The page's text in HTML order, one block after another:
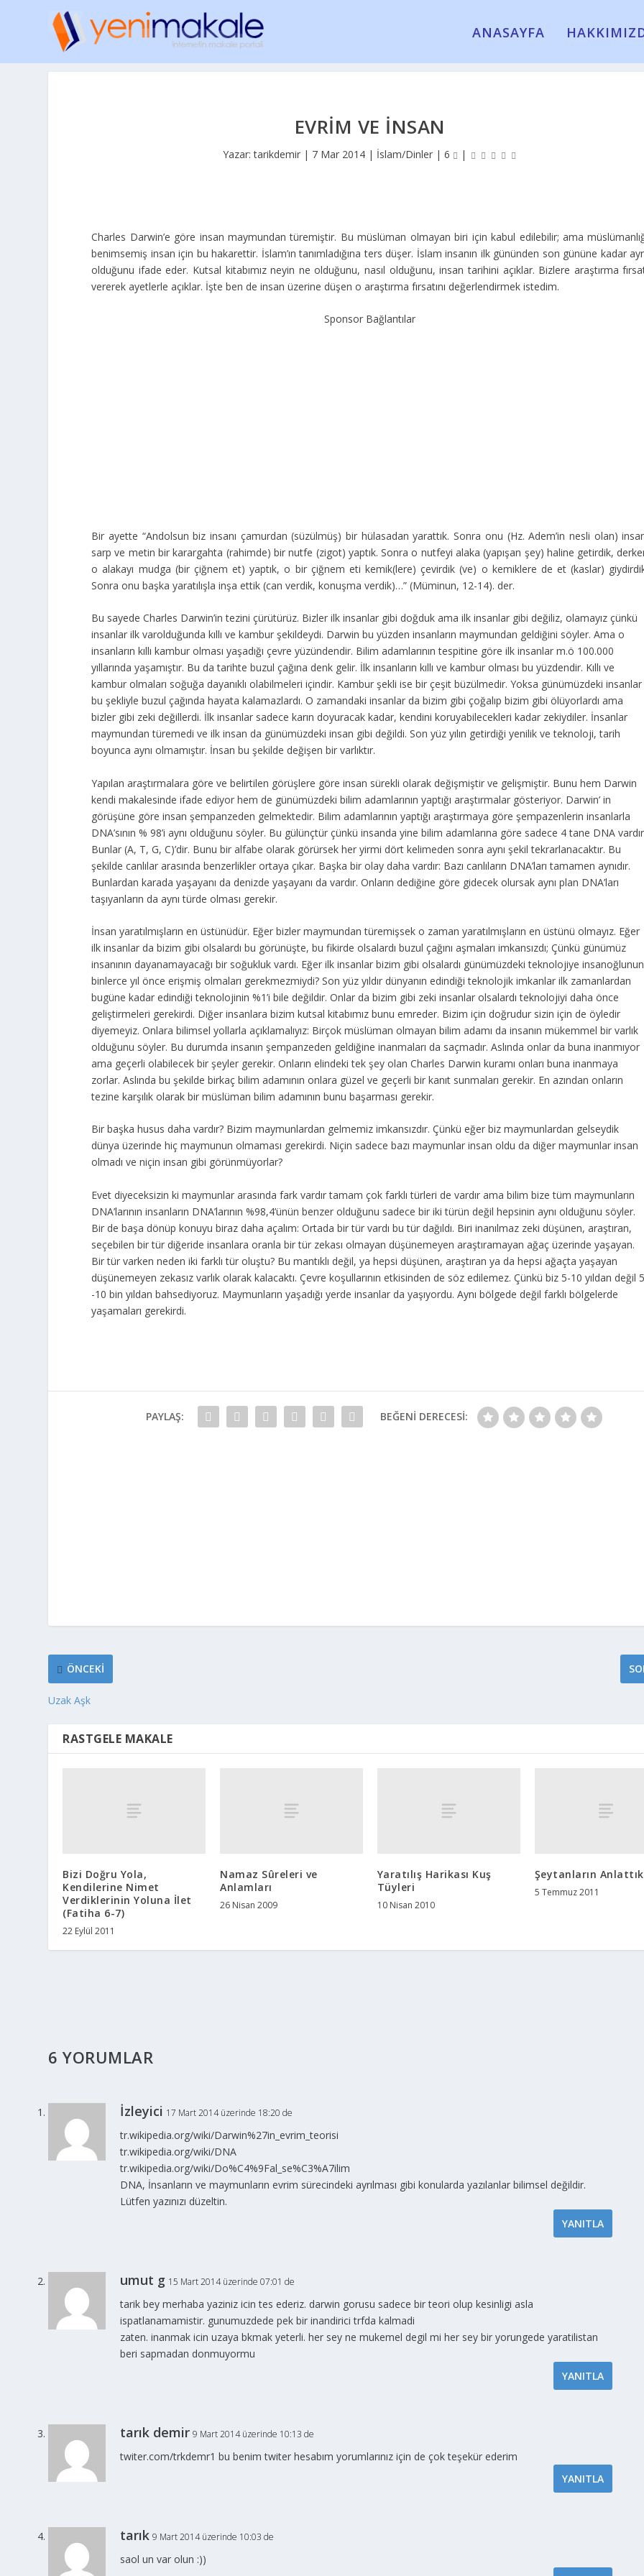
ANASAYFA
EVRIM VE İNSAN
Yazar:tarikdemir | 7 Mar 2014 | İslam/Dinler |6 |
Charles Darwin’e göre insan maymundan türemiştir. Bu müslüman olmayan biri için kabul edilebilir; ama
benimsemiş insan için bu hakarettir. İslam’ın tanımladığına ters düşer. İslam insanın ilk gününden son gününe kadar
olduğunu ifade eder. Kutsal kitabımız neyin ne olduğunu, nasıl olduğunu, insan tarihini açıklar. Bizlere araştırma
vererek ayetlerle açıklar. İşte ben de insan üzerine düşen o araştırma fırsatını değerlendirmek istedim.
Sponsor Bağlantılar
Bir ayette “Andolsun biz insanı çamurdan (süzülmüş) bir hülasadan yarattık. Sonra onu (Hz. Adem’in nesli olan)
sarp ve metin bir karargahta (rahimde) bir nutfe (zigot) yaptık. Sonra o nutfeyi alaka (yapışan şey) haline getirdik,
o alakayı mudga (bir çiğnem et) yaptık, o bir çiğnem eti kemik(lere) çevirdik (ve) o kemiklere de et (kaslar)
Sonra onu başka yaratılışla inşa ettik (can verdik, konuşma verdik)…” (Müminun, 12-14). der.
Bu sayede Charles Darwin’in tezini çürütürüz. Bizler ilk insanlar gibi doğduk ama ilk insanlar gibi değiliz, olamayız çünkü
insanlar ilk varolduğunda kıllı ve kambur şekildeydi. Darwin bu yüzden insanların maymundan geldiğini söyler. Ama o
insanların kıllı kambur olması yaşadığı çevre yüzündendir. Bilim adamlarının tespitine göre ilk insanlar m.ö 100.000
yıllarında yaşamıştır. Bu da tarihte buzul çağına denk gelir. İlk insanların kıllı ve kambur olması bu yüzdendir. Kıllı ve
kambur olmaları soğuğa dayanıklı olabilmeleri içindir. Kambur şekli ise bir çeşit büzülmedir. Yoksa günümüzdeki insanlar
bu şekliyle buzul çağında hayata kalamazlardı. O zamandaki insanlar da bizim gibi çoğalıp bizim gibi ölüyorlardı ama
bizler gibi zeki değillerdi. İlk insanlar sadece karın doyuracak kadar, kendini koruyabilecekleri kadar zekiydiler. İnsanlar
maymundan türemedi ve ilk insan da günümüzdeki insan gibi değildi. Son yüz yılın getirdiği yenilik ve teknoloji, tarih
boyunca aynı olmamıştır. İnsan bu şekilde değişen bir varlıktır.
Yapılan araştırmalara göre ve belirtilen görüşlere göre insan sürekli olarak değişmiştir ve gelişmiştir. Bunu hem Darwin
kendi makalesinde ifade ediyor hem de günümüzdeki bilim adamlarının yaptığı araştırmalar gösteriyor. Darwin’ in
görüşüne göre insan şempanzeden gelmektedir. Bilim adamlarının yaptığı araştırmaya göre şempazenlerin insanlarla
DNA’sının % 98’i aynı olduğunu söyler. Bu gülünçtür çünkü insanda yine bilim adamlarına göre sadece 4 tane DNA
Bunlar (A, T, G, C)’dir. Bunu bir alfabe olarak görürsek her yirmi dört kelimeden sonra aynı şekil tekrarlanacaktır. Bu
şekilde canlılar arasında benzerlikler ortaya çıkar. Başka bir olay daha vardır: Bazı canlıların DNA’ları tamamen aynıdır.
Bunlardan karada yaşayanı da denizde yaşayanı da vardır. Onların dediğine göre gidecek olursak aynı plan DNA’ları
taşıyanların da aynı türde olması gerekir.
İnsan yaratılmışların en üstünüdür. Eğer bizler maymundan türemişsek o zaman yaratılmışların en üstünü olmayız. Eğer
ilk insanlar da bizim gibi olsalardı bu görünüşte, bu fikirde olsalardı buzul çağını aşmaları imkansızdı; Çünkü günümüz
insanının dayanamayacağı bir soğukluk vardı. Eğer ilk insanlar bizim gibi olsalardı günümüzdeki teknolojiye insanoğlunun
binlerce yıl önce erişmiş olmaları gerekmezmiydi? Son yüz yıldır dünyanın edindiği teknolojik imkanlar ilk zamanlardan
bugüne kadar edindiği teknolojinin %1’i bile değildir. Onlar da bizim gibi zeki insanlar olsalardı teknolojiyi daha önce
geliştirmeleri gerekirdi. Diğer insanlara bizim kutsal kitabımız bunu emreder. Bizim için doğrudur sizin için de öyledir
diyemeyiz. Onlara bilimsel yollarla açıklamalıyız: Birçok müslüman olmayan bilim adamı da insanın mükemmel bir varlık
olduğunu söyler. Bu durumda insanın şempanzeden geldiğine inanmaları da saçmadır. Aslında onlar da buna inanmıyor
ama geçerli olabilecek bir şeyler gerekir. Onların elindeki tek şey olan Charles Darwin kuramı onları buna inanmaya
zorlar. Aslında bu şekilde birkaç bilim adamının onlara güzel ve geçerli bir kanıt sunmaları gerekir. En azından onların
tezine karşılık olarak bir müslüman bilim adamının bunu başarması gerekir.
Bir başka husus daha vardır? Bizim maymunlardan gelmemiz imkansızdır. Çünkü eğer biz maymunlardan gelseydik
dünya üzerinde hiç maymunun olmaması gerekirdi. Niçin sadece bazı maymunlar insan oldu da diğer maymunlar insan
olmadı ve niçin insan gibi görünmüyorlar?
Evet diyeceksizin ki maymunlar arasında fark vardır tamam çok farklı türleri de vardır ama bilim bize tüm maymunların
DNA’larının insanların DNA’larının %98,4’ünün benzer olduğunu sadece bir iki türün değil hepsinin aynı olduğunu söyler.
Bir de başa dönüp konuyu biraz daha açalım: Ortada bir tür vardı bu tür dağıldı. Biri inanılmaz zeki düşünen, araştıran,
seçebilen bir tür diğeride insanlara oranla bir tür zekası olmayan düşünemeyen araştıramayan ağaç üzerinde yaşayan.
Bir tür varken neden iki farklı tür oluştu? Bu mantıklı değil, ya hepsi düşünen, araştıran ya da hepsi ağaçta yaşayan
düşünemeyen zekasız varlık olarak kalacaktı. Çevre koşullarının etkisinden de söz edilemez. Çünkü biz 5-10 yıldan değil
-10 bin yıldan bahsediyoruz. Maymunların yaşadığı yerde insanlar da yaşıyordu. Aynı bölgede değil farklı bölgelerde
yaşamaları gerekirdi.
PAYLAŞ: BEĞENI DERECESI:
ÖNCEKI
Uzak Aşk
RASTGELE MAKALE
Bizi Doğru Yola,
Kendilerine Nimet
Verdiklerinin Yoluna İlet
(Fatiha 6-7)
22 Eylül 2011
Namaz Sûreleri ve
Anlamları
26 Nisan 2009
Yaratılış Harikası Kuş
Tüyleri
10 Nisan 2010
Şeytanların
5 Temmuz 2011
6 YORUMLAR
İzleyici 17 Mart 2014 üzerinde 18:20 de
tr.wikipedia.org/wiki/Darwin%27in_evrim_teorisi
tr.wikipedia.org/wiki/DNA
tr.wikipedia.org/wiki/Do%C4%9Fal_se%C3%A7ilim
DNA, İnsanların ve maymunların evrim sürecindeki ayrılması gibi konularda yazılanlar bilimsel değildir.
Lütfen yazınızı düzeltin.
YANITLA
umut g 15 Mart 2014 üzerinde 07:01 de
tarik bey merhaba yaziniz icin tes ederiz. darwin gorusu sadece bir teori olup kesinligi asla
ispatlanamamistir. gunumuzdede pek bir inandirici trfda kalmadi
zaten. inanmak icin uzaya bkmak yeterli. her sey ne mukemel degil mi her sey bir yorungede yaratilistan
beri sapmadan donmuyormu
YANITLA
tarık demir 9 Mart 2014 üzerinde 10:13 de
twiter.com/trkdemr1 bu benim twiter hesabım yorumlarınız için de çok teşekür ederim
YANITLA
tarık 9 Mart 2014 üzerinde 10:03 de
saol un var olun :))